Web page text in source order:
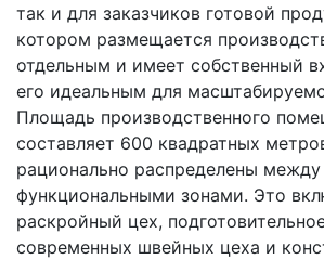
так и для заказчиков готовой
котором размещается
отдельным и имеет собственный
его идеальным для
Площадь производственного
составляет 600 квадратных
рационально распределены
функциональными зонами. Это
раскройный цех,
современных швейных цеха и